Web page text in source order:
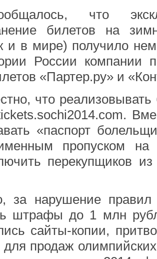
что
билетов на
и в мире) получило
России компании
«Партер.ру» и
что
«паспорт
пропуском
перекупщиков
за нарушение
штрафы до 1 млн
сайты-копии,
продаж